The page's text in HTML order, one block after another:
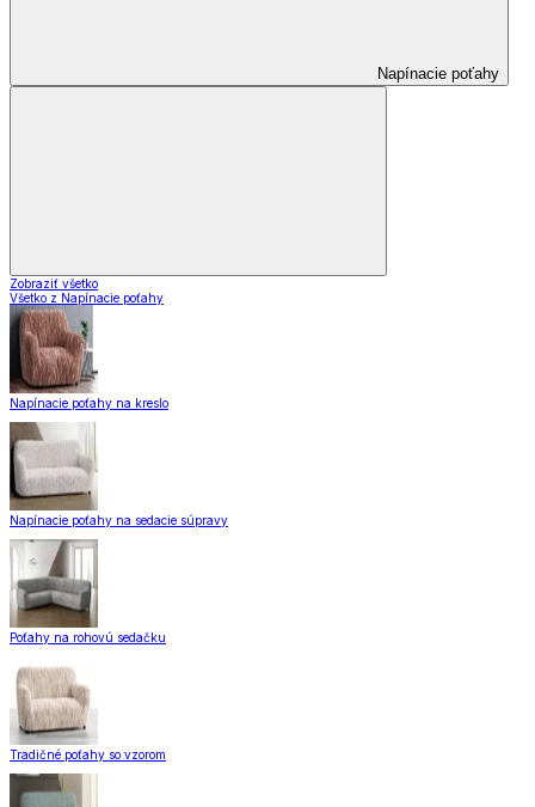
Napínacie poťahy
Zobraziť všetko
Všetko z Napínacie poťahy
Napínacie poťahy na kreslo
Napínacie poťahy na sedacie súpravy
Poťahy na rohovú sedačku
Tradičné poťahy so vzorom